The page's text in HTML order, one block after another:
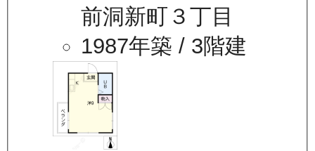
前洞新町３丁目
1987年築 / 3階建